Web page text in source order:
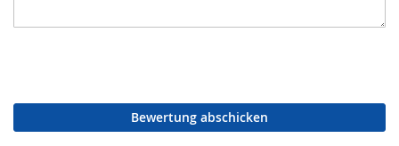
Bewertung abschicken